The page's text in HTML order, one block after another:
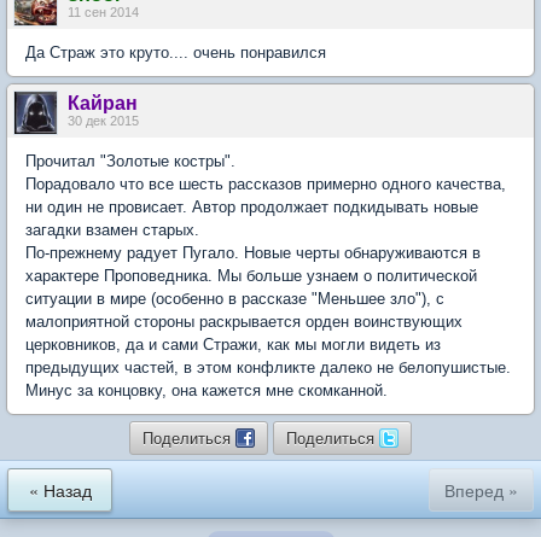
11 сен 2014
Да Страж это круто.... очень понравился
Кайран
30 дек 2015
Прочитал "Золотые костры".
Порадовало что все шесть рассказов примерно одного качества,
ни один не провисает. Автор продолжает подкидывать новые
загадки взамен старых.
По-прежнему радует Пугало. Новые черты обнаруживаются в
характере Проповедника. Мы больше узнаем о политической
ситуации в мире (особенно в рассказе "Меньшее зло"), с
малоприятной стороны раскрывается орден воинствующих
церковников, да и сами Стражи, как мы могли видеть из
предыдущих частей, в этом конфликте далеко не белопушистые.
Минус за концовку, она кажется мне скомканной.
Поделиться Поделиться
« Назад Вперед »